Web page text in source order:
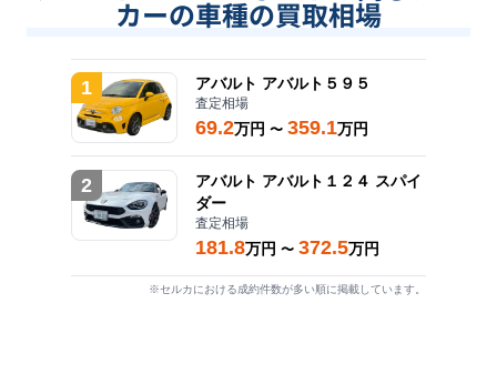
カーの車種の買取相場
1 アバルト アバルト５９５
査定相場
69.2万円 〜 359.1万円
2 アバルト アバルト１２４ スパイ
ダー
査定相場
181.8万円 〜 372.5万円
※セルカにおける成約件数が多い順に掲載しています。